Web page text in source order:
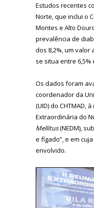
Estudos recentes
Norte, que inclui o
Montes e Alto
prevalência de
dos 8,2%, um valor
se situa entre 6,5%
Os dados foram
coordenador da
(UID) do CHTMAD,
Extraordinária do
Mellitus(NEDM),
e fígado”, e em
envolvido.